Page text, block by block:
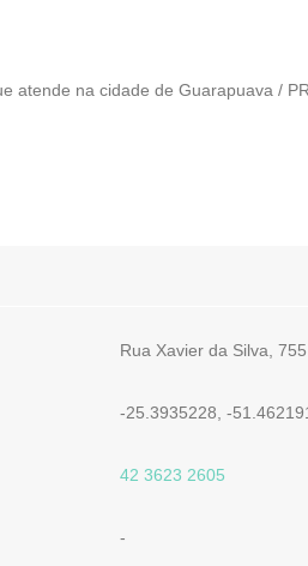
atende na cidade de Guarapuava / PR.
Rua Xavier da Silva,
-25.3935228, -
42 3623 2605
-